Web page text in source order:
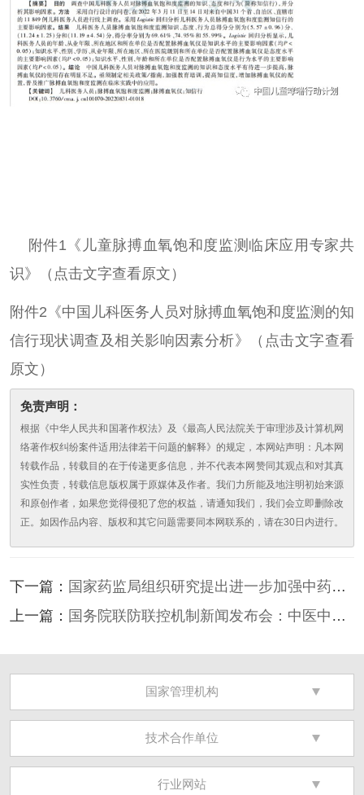
附件1《儿童脉搏血氧饱和度监测临床应用专家共
识》（点击文字查看原文）
附件2《中国儿科医务人员对脉搏血氧饱和度监测的知
信行现状调查及相关影响因素分析》（点击文字查看
原文）
免责声明：
根据《中华人民共和国著作权法》及《最高人民法院关于审理涉及计算机网
络著作权纠纷案件适用法律若干问题的解释》的规定，本网站声明：凡本网
转载作品，转载目的在于传递更多信息，并不代表本网赞同其观点和对其真
实性负责，转载信息版权属于原媒体及作者。我们力所能及地注明初始来源
和原创作者，如果您觉得侵犯了您的权益，请通知我们，我们会立即删除改
正。如因作品内容、版权和其它问题需要同本网联系的，请在30日内进行。
下一篇 ： 国家药监局组织研究提出进一步加强中药安
全监管，促进中药传承创新发展的若干措施
上一篇 ： 国务院联防联控机制新闻发布会：中医中药
国家管理机构
技术合作单位
行业网站